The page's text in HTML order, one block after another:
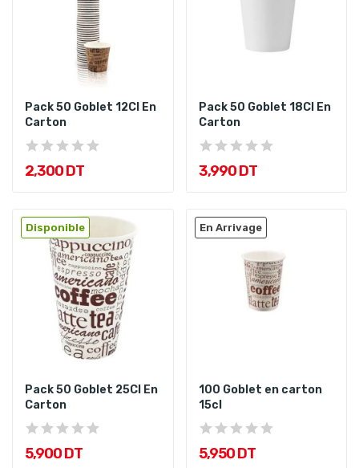
Pack 50 Goblet 12Cl En
Carton
2,300 DT
Pack 50 Goblet 18Cl En
Carton
3,990 DT
Disponible
Pack 50 Goblet 25Cl En
Carton
5,900 DT
En Arrivage
100 Goblet en carton
15cl
5,950 DT